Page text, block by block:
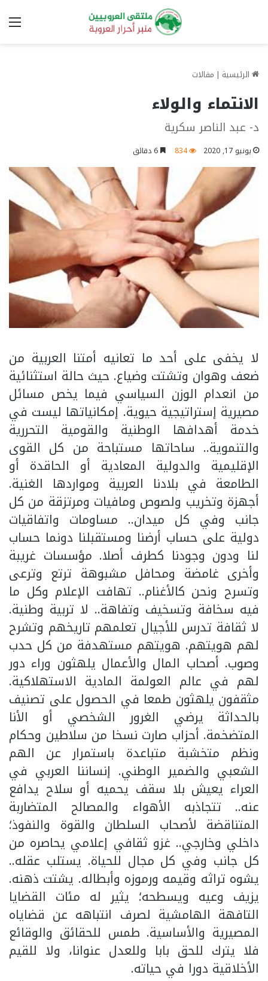
الرئيسية | مقالات
الانتماء والولاء
د- عبد الناصر سكرية
يونيو 17, 2020 834
لا يخفى على أحد ما تعانيه أمتنا العربية من
ضعف وهوان وتشتت وضياع. حيث حالة استثنائية
من انعدام الوزن السياسي فيما يخص مسائل
مصيرية إستراتيجية حيوية. إمكانياتها ليست في
خدمة أهدافها الوطنية والقومية التحررية
والتنموية.. ساحاتها مستباحة من كل القوى
الإقليمية والدولية المعادية أو الحاقدة أو
الطامعة في بلادنا العربية ومواردها الغنية.
أجهزة وتخريب ولصوص ومافيات ومرتزقة من كل
جانب وفي كل ميدان.. مساومات واتفاقيات
دولية على حساب أرضنا ومستقبلنا دونما حساب
لنا ودون وجودنا كطرف أصلا. مؤسسات غريبة
وأخرى غامضة ومحافل مشبوهة ترتع وترعى
وتسرح ونحن كالأغنام.. تهافت الإعلام وكل ما
فيه سخافة وتسخيف وتفاهة.. لا تربية وطنية.
لا ثقافة تدرس للأجيال تعلمهم تاريخهم وتشرح
لهم هويتهم. هويتهم مستهدفة من كل حدب
وصوب. أصحاب المال والأعمال يلهثون وراء دور
لهم في عالم العولمة المادية الاستهلاكية.
مثقفون يلهثون طمعا في الحصول على تصنيف
بالحداثة يرضي الغرور الشخصي أو الأنا
المتضخمة. أحزاب صارت نسخا من سلاطين وحكام
ونظم متخشبة متباعدة باستمرار عن الهم
الشعبي والضمير الوطني. إنساننا العربي في
العراء يعيش بلا سقف يحميه أو سلاح يدافع
عنه.. تتجاذبه الأهواء والمصالح المتضاربة
المتناقضة لأصحاب السلطان والقوة والنفوذ؛
داخلي وخارجي.. غزو ثقافي إعلامي يحاصره من
كل جانب وفي كل مجال للحياة. يستلب عقله..
يشوه تراثه وقيمه ورموزه وأبطاله. يشتت ذهنه.
يزيف وعيه ويسطحه؛ يثير له مئات القضايا
التافهة الهامشية لصرف انتباهه عن قضاياه
المصيرية والأساسية. طمس للحقائق والوقائع
فلا يترك للحق بابا وللعدل عنوانا، ولا للقيم
الأخلاقية دورا في حياته.